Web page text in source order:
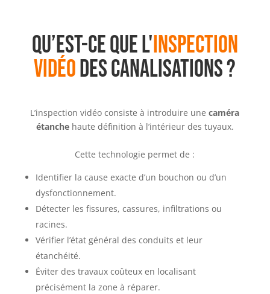
QU’EST-CE QUE L'INSPECTION
VIDÉODES CANALISATIONS ?
L’inspection vidéo consiste à introduire unecaméra
étanchehaute définition à l’intérieur des tuyaux.
Cette technologie permet de :
Identifier la cause exacte d’un bouchon ou d’un
dysfonctionnement.
Détecter les fissures, cassures, infiltrations ou
racines.
Vérifier l’état général des conduits et leur
étanchéité.
Éviter des travaux coûteux en localisant
précisément la zone à réparer.